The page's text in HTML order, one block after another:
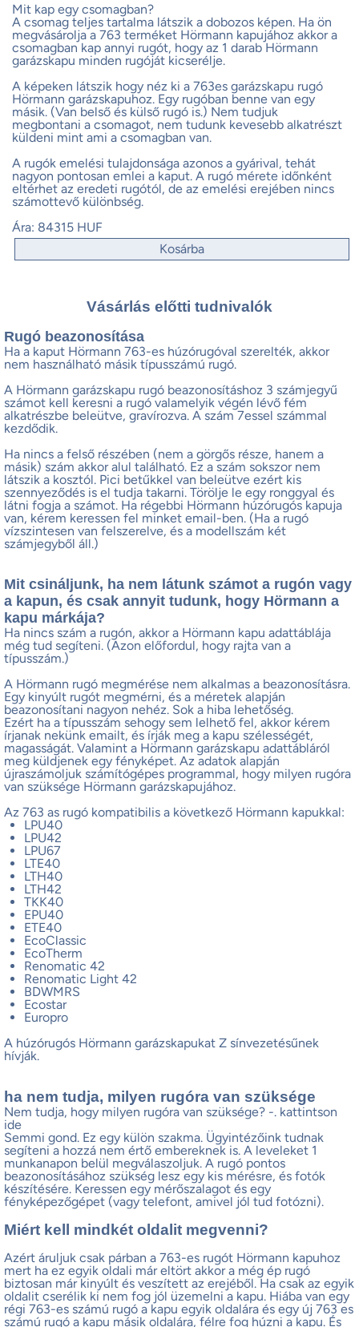
Mit kap egy csomagban?
A csomag teljes tartalma látszik a dobozos képen. Ha ön
megvásárolja a 763 terméket Hörmann kapujához akkor a
csomagban kap annyi rugót, hogy az 1 darab Hörmann
garázskapu minden rugóját kicserélje.
A képeken látszik hogy néz ki a 763es garázskapu rugó
Hörmann garázskapuhoz. Egy rugóban benne van egy
másik. (Van belső és külső rugó is.) Nem tudjuk
megbontani a csomagot, nem tudunk kevesebb alkatrészt
küldeni mint ami a csomagban van.
A rugók emelési tulajdonsága azonos a gyárival, tehát
nagyon pontosan emlei a kaput. A rugó mérete időnként
eltérhet az eredeti rugótól, de az emelési erejében nincs
számottevő különbség.
Ára: 84315 HUF
Kosárba
Vásárlás előtti tudnivalók
Rugó beazonosítása
Ha a kaput Hörmann 763-es húzórugóval szerelték, akkor
nem használható másik típusszámú rugó.
A Hörmann garázskapu rugó beazonosításhoz 3 számjegyű
számot kell keresni a rugó valamelyik végén lévő fém
alkatrészbe beleütve, gravírozva. A szám 7essel számmal
kezdődik.
Ha nincs a felső részében (nem a görgős része, hanem a
másik) szám akkor alul található. Ez a szám sokszor nem
látszik a kosztól. Pici betűkkel van beleütve ezért kis
szennyeződés is el tudja takarni. Törölje le egy ronggyal és
látni fogja a számot. Ha régebbi Hörmann húzórugós kapuja
van, kérem keressen fel minket email-ben. (Ha a rugó
vízszintesen van felszerelve, és a modellszám két
számjegyből áll.)
Mit csináljunk, ha nem látunk számot a rugón vagy
a kapun, és csak annyit tudunk, hogy Hörmann a
kapu márkája?
Ha nincs szám a rugón, akkor a Hörmann kapu adattáblája
még tud segíteni. (Azon előfordul, hogy rajta van a
típusszám.)
A Hörmann rugó megmérése nem alkalmas a beazonosításra.
Egy kinyúlt rugót megmérni, és a méretek alapján
beazonosítani nagyon nehéz. Sok a hiba lehetőség.
Ezért ha a típusszám sehogy sem lelhető fel, akkor kérem
írjanak nekünk emailt, és írják meg a kapu szélességét,
magasságát. Valamint a Hörmann garázskapu adattábláról
meg küldjenek egy fényképet. Az adatok alapján
újraszámoljuk számítógépes programmal, hogy milyen rugóra
van szüksége Hörmann garázskapujához.
Az 763 as rugó kompatibilis a következő Hörmann kapukkal:
LPU40
LPU42
LPU67
LTE40
LTH40
LTH42
TKK40
EPU40
ETE40
EcoClassic
EcoTherm
Renomatic 42
Renomatic Light 42
BDWMRS
Ecostar
Europro
A húzórugós Hörmann garázskapukat Z sínvezetésűnek
hívják.
ha nem tudja, milyen rugóra van szüksége
Nem tudja, hogy milyen rugóra van szüksége? -. kattintson
ide
Semmi gond. Ez egy külön szakma. Ügyintézőink tudnak
segíteni a hozzá nem értő embereknek is. A leveleket 1
munkanapon belül megválaszoljuk. A rugó pontos
beazonosításához szükség lesz egy kis mérésre, és fotók
készítésére. Keressen egy mérőszalagot és egy
fényképezőgépet (vagy telefont, amivel jól tud fotózni).
Miért kell mindkét oldalit megvenni?
Azért áruljuk csak párban a 763-es rugót Hörmann kapuhoz
mert ha ez egyik oldali már eltört akkor a még ép rugó
biztosan már kinyúlt és veszített az erejéből. Ha csak az egyik
oldalit cserélik ki nem fog jól üzemelni a kapu. Hiába van egy
régi 763-es számú rugó a kapu egyik oldalára és egy új 763 es
számú rugó a kapu másik oldalára, félre fog húzni a kapu. És